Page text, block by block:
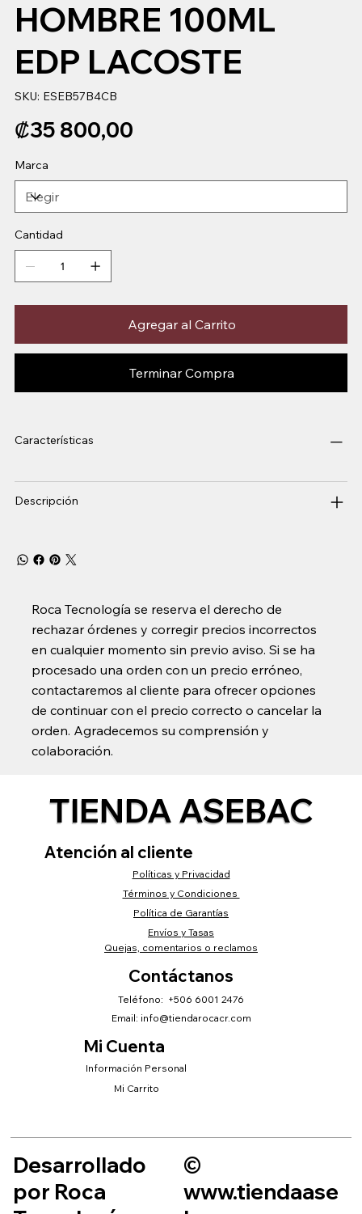
HOMBRE 100ML
EDP LACOSTE
SKU: SKU
ESEB57B4CB
ESEB57B4CB
Precio
₡35 800,00
Marca
Cantidad
Agregar al Carrito
Terminar Compra
Características
Descripción
Roca Tecnología se reserva el derecho de
rechazar órdenes y corregir precios incorrectos
en cualquier momento sin previo aviso. Si se ha
procesado una orden con un precio erróneo,
contactaremos al cliente para ofrecer opciones
de continuar con el precio correcto o cancelar la
orden. Agradecemos su comprensión y
colaboración.
TIENDA ASEBAC
Atención al cliente
Políticas y Privacidad
Términos y Condiciones
Envíos y Tasas
Política de Garantías
Quejas, comentarios o reclamos
Mi Cuenta
Información Personal
Mi Carrito
Contáctanos
Teléfono: +506 6001 2476
Email: info@tiendarocacr.com
Desarrollado
por Roca
©
www.tiendaase